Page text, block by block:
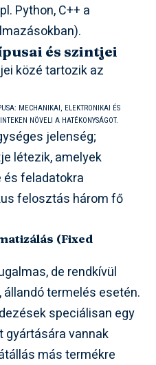
Python, C++ a
és szintjei
MECHANIKAI, ELEKTRONIKAI ÉS
NÖVELI A HATÉKONYSÁGOT.
jelenség;
létezik, amelyek
és feladatokra
felosztás három fő
(Fixed
de rendkívül
termelés esetén.
speciálisan egy
gyártására vannak
más termékre